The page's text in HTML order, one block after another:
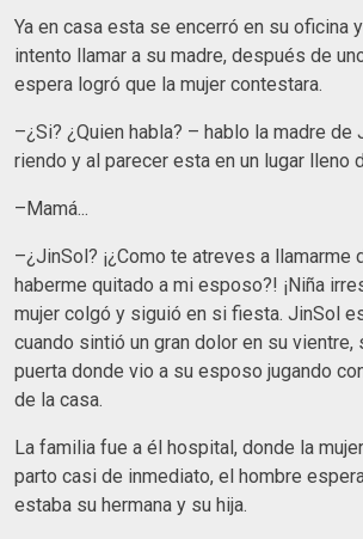
Ya en casa esta se encerró en su oficina
intento llamar a su madre, después de
espera logró que la mujer contestara.
–¿Si? ¿Quien habla? – hablo la madre de
riendo y al parecer esta en un lugar lleno
–Mamá...
–¿JinSol? ¡¿Como te atreves a llamarme
haberme quitado a mi esposo?! ¡Niña
mujer colgó y siguió en si fiesta. JinSol
cuando sintió un gran dolor en su vientre,
puerta donde vio a su esposo jugando
de la casa.
La familia fue a él hospital, donde la
parto casi de inmediato, el hombre
estaba su hermana y su hija.